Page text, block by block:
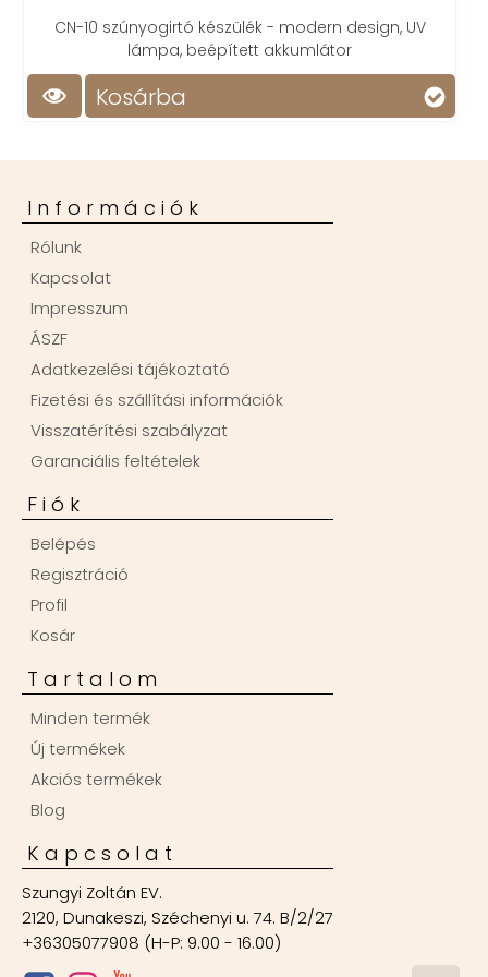
design, UV
Információk
Rólunk
Kapcsolat
Impresszum
ÁSZF
Adatkezelési tájékoztató
Fizetési és szállítási információk
Visszatérítési szabályzat
Garanciális feltételek
Fiók
Belépés
Regisztráció
Profil
Kosár
Tartalom
Minden termék
Új termékek
Akciós termékek
Blog
Kapcsolat
Szungyi Zoltán EV.
2120, Dunakeszi, Széchenyi u. 74. B/2/27
+36305077908 (H-P: 9.00 - 16.00)